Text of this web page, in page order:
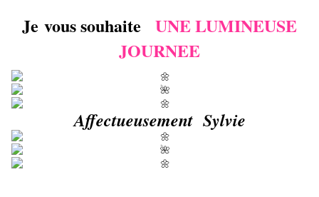
Je vous souhaite UNE LUMINEUSE
JOURNEE
Affectueusement Sylvie